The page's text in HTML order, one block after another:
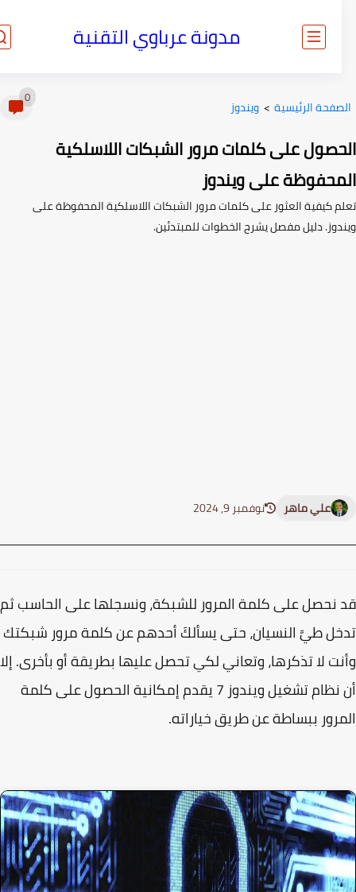
مدونة عرباوي التقنية
الرئيسية> ويندوز
على كلمات مرور الشبكات اللاسلكية
على ويندوز
كيفية العثور على كلمات مرور الشبكات اللاسلكية المحفوظة على
دليل مفصل يشرح الخطوات للمبتدئين.
علي ماهر نوفمبر 9, 2024
على كلمة المرور للشبكة، ونسجلها على الحاسب ثم
طيَّ النسيان، حتى يسألكَ أحدهم عن كلمة مرور شبكتك
لا تذكرها، وتعاني لكي تحصل عليها بطريقة أو بأخرى. إلا
أن نظام تشغيل ويندوز 7 يقدم إمكانية الحصول على كلمة
ببساطة عن طريق خياراته.